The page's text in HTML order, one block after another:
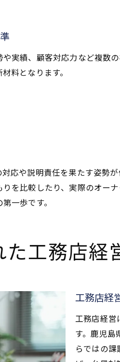
実績、顧客対応力など複数
料となります。
応や説明責任を果たす姿勢が
を比較したり、実際のオー
一歩です。
工務店経
工務店経
工務店経営
す。鹿児島
らではの